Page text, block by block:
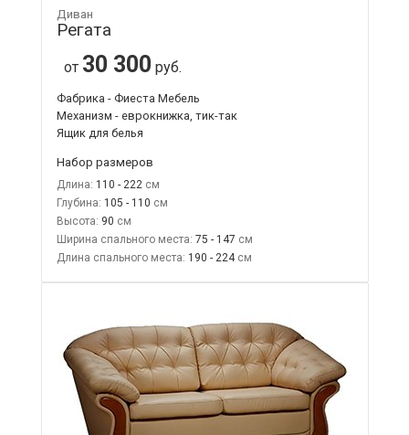
Диван
Регата
от 30 300 руб.
Фабрика - Фиеста Мебель
Механизм - еврокнижка, тик-так
Ящик для белья
Набор размеров
Длина: 110 - 222
Глубина: 105 - 110
Высота: 90
Ширина спального места: 75 - 147
Длина спального места: 190 - 224